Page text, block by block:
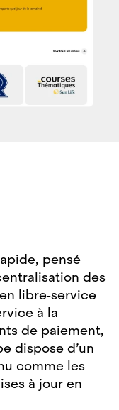
pensé
des
libre‑service
à la
de paiement,
dispose d’un
comme les
à jour en